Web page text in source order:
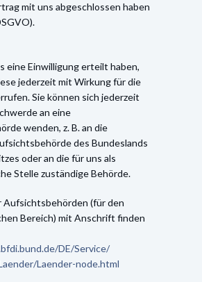
mit uns abgeschlossen haben
eine Einwilligung erteilt haben,
jederzeit mit Wirkung für die
Sie können sich jederzeit
an eine
wenden, z. B. an die
des Bundeslands
oder an die für uns als
Stelle zuständige Behörde.
Aufsichtsbehörden (für den
Bereich) mit Anschrift finden
DE/Service/
Laender-node.html